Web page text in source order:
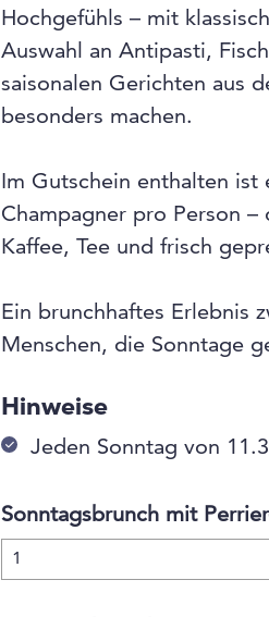
Hochgefühls – mit
Auswahl an Antipasti,
saisonalen Gerichten aus
besonders machen.
Im Gutschein enthalten ist
Champagner pro Person –
Kaffee, Tee und frisch
Ein brunchhaftes Erlebnis
Menschen, die Sonntage
Hinweise
Jeden Sonntag von
Sonntagsbrunch mit